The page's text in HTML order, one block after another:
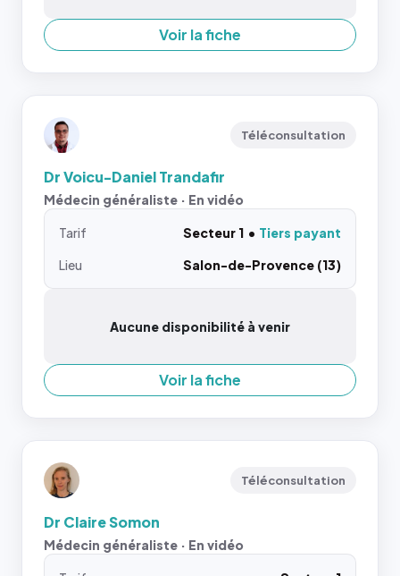
Voir la fiche
Téléconsultation
Dr Voicu-Daniel Trandafir
Médecin généraliste · En vidéo
Tarif Secteur 1
Tiers payant
Lieu
Salon-de-Provence (13)
Aucune disponibilité à venir
Voir la fiche
Téléconsultation
Dr Claire Somon
Médecin généraliste · En vidéo